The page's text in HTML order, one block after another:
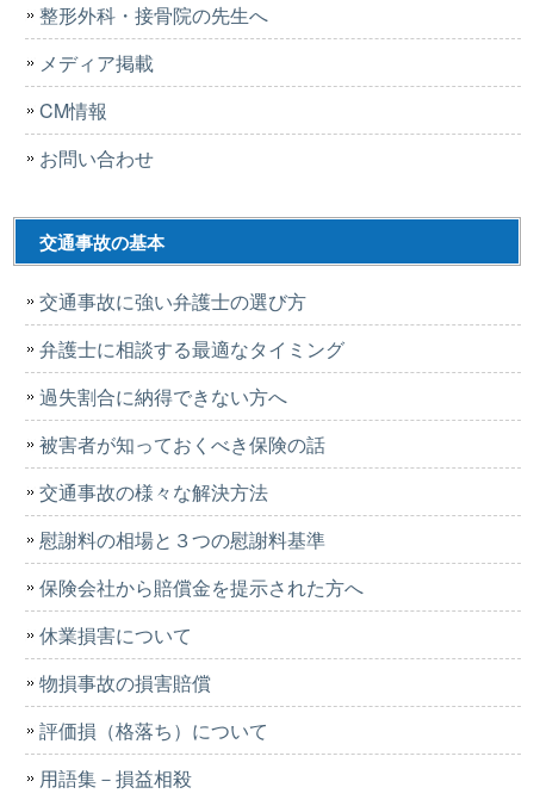
整形外科・接骨院の先生へ
メディア掲載
CM情報
お問い合わせ
交通事故の基本
交通事故に強い弁護士の選び方
弁護士に相談する最適なタイミング
過失割合に納得できない方へ
被害者が知っておくべき保険の話
交通事故の様々な解決方法
慰謝料の相場と３つの慰謝料基準
保険会社から賠償金を提示された方へ
休業損害について
物損事故の損害賠償
評価損（格落ち）について
用語集－損益相殺